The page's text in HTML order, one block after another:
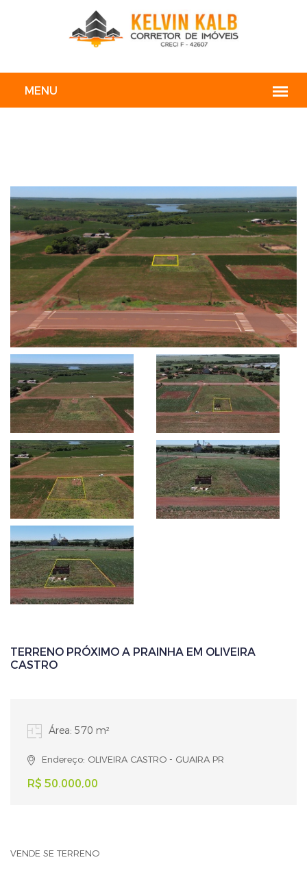
TERRENO PRÓXIMO A PRAINHA EM OLIVEIRA
CASTRO
Área: 570 m²
Endereço: OLIVEIRA CASTRO - GUAIRA PR
R$ 50.000,00
VENDE SE TERRENO